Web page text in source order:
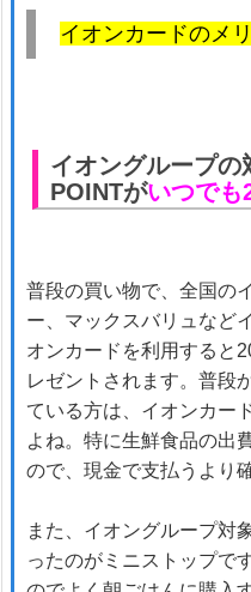
イオンカードのメ
イオングループの
POINTがいつでも
普段の買い物で、全国の
ー、マックスバリュなど
オンカードを利用すると
レゼントされます。普段
ている方は、イオンカー
よね。特に生鮮食品の出
ので、現金で支払うより
また、イオングループ対
ったのがミニストップで